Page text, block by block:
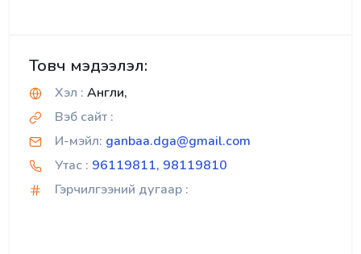
Товч мэдээлэл:
Хэл : Англи,
Вэб сайт :
И-мэйл: ganbaa.dga@gmail.com
Утас : 96119811, 98119810
Гэрчилгээний дугаар :